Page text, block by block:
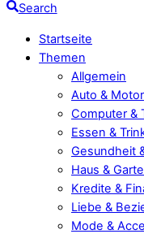
Search
Startseite
Themen
Allgemein
Auto & Motor
Computer &
Essen &
Gesundheit
Haus &
Kredite &
Liebe &
Mode &